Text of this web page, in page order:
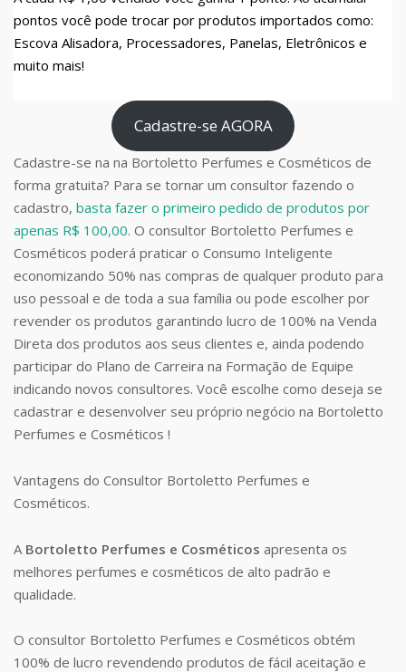
pontos você pode trocar por produtos importados como:
Escova Alisadora, Processadores, Panelas, Eletrônicos e
muito mais!
Cadastre-se AGORA
Cadastre-se na na Bortoletto Perfumes e Cosméticos de
forma gratuita? Para se tornar um consultor fazendo o
cadastro, basta fazer o primeiro pedido de produtos por
apenas R$ 100,00. O consultor Bortoletto Perfumes e
Cosméticos poderá praticar o Consumo Inteligente
economizando 50% nas compras de qualquer produto para
uso pessoal e de toda a sua família ou pode escolher por
revender os produtos garantindo lucro de 100% na Venda
Direta dos produtos aos seus clientes e, ainda podendo
participar do Plano de Carreira na Formação de Equipe
indicando novos consultores. Você escolhe como deseja se
cadastrar e desenvolver seu próprio negócio na Bortoletto
Perfumes e Cosméticos !
Vantagens do Consultor Bortoletto Perfumes e
Cosméticos.
A Bortoletto Perfumes e Cosméticos apresenta os
melhores perfumes e cosméticos de alto padrão e
qualidade.
O consultor Bortoletto Perfumes e Cosméticos obtém
100% de lucro revendendo produtos de fácil aceitação e